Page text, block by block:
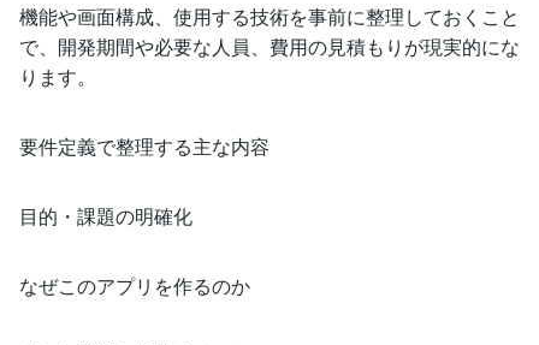
機能や画面構成、使用する技術を事前に整理しておくこと
で、開発期間や必要な人員、費用の見積もりが現実的にな
ります。
要件定義で整理する主な内容
目的・課題の明確化
なぜこのアプリを作るのか